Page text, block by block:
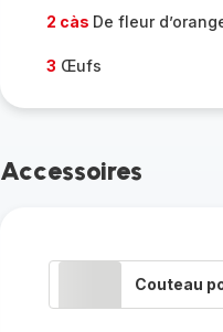
2 càs De fleur
3 Œufs
Accessoires
Couteau